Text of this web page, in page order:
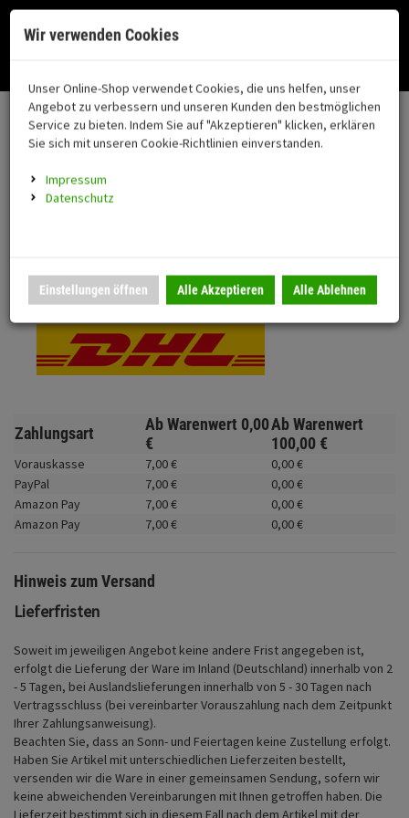
Fahrzeugteile FAHRZEUGTEILE
Beleuchtung
Fahrwerk
Zubehör
Merchandise
Neuheiten
coming soon
Ihr Warenkorb ist momentan leer.
Ergebnisse () Fertig
Nutzung unserer Dienste erklären Sie sich damit einverstanden!
Menü
Versand & Lieferung
Bitte wählen Sie Ihr Lieferland.
DHL National
Zahlungsart Ab Warenwert 0,00
€
Ab Warenwert
100,00 €
Vorauskasse 7,00€ 0,00€
PayPal
7,00€ 0,00€
Amazon Pay
7,00€ 0,00€
Amazon Pay
7,00€ 0,00€
Hinweis zum Versand
Lieferfristen
Soweit im jeweiligen Angebot keine andere Frist angegeben ist,
erfolgt die Lieferung der Ware im Inland (Deutschland) innerhalb von 2
- 5 Tagen, bei Auslandslieferungen innerhalb von 5 - 30 Tagen nach
Vertragsschluss (bei vereinbarter Vorauszahlung nach dem Zeitpunkt
Ihrer Zahlungsanweisung).
Beachten Sie, dass an Sonn- und Feiertagen keine Zustellung erfolgt.
Haben Sie Artikel mit unterschiedlichen Lieferzeiten bestellt,
versenden wir die Ware in einer gemeinsamen Sendung, sofern wir
keine abweichenden Vereinbarungen mit Ihnen getroffen haben. Die
Lieferzeit bestimmt sich in diesem Fall nach dem Artikel mit der
Wir verwenden Cookies
Unser Online-Shop verwendet Cookies, die uns helfen, unser
Angebot zu verbessern und unseren Kunden den bestmöglichen
Service zu bieten. Indem Sie auf "Akzeptieren" klicken, erklären
Sie sich mit unseren Cookie-Richtlinien einverstanden.
Impressum
Datenschutz
Einstellungen öffnen Alle Akzeptieren Alle Ablehnen